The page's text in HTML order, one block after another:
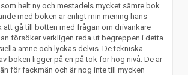
helt ny och mestadels mycket sämre bok.
med boken är enligt min mening hans
gå till botten med frågan om drivankare
försöker verkligen reda ut begreppen i detta
ämne och lyckas delvis. De tekniska
boken ligger på en på tok för hög nivå. De är
för fackmän och är nog inte till mycken